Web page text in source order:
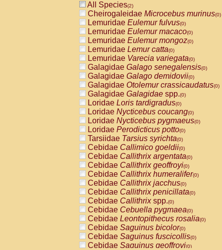
All Species(2)
Cheirogaleidae Microcebus murinus(0)
Lemuridae Eulemur fulvus(0)
Lemuridae Eulemur macaco(0)
Lemuridae Eulemur mongoz(0)
Lemuridae Lemur catta(0)
Lemuridae Varecia variegata(0)
Galagidae Galago senegalensis(0)
Galagidae Galago demidovii(0)
Galagidae Otolemur crassicaudatus(0)
Galagidae Galagidae spp.(0)
Loridae Loris tardigradus(0)
Loridae Nycticebus coucang(0)
Loridae Nycticebus pygmaeus(0)
Loridae Perodicticus potto(0)
Tarsiidae Tarsius syrichta(0)
Cebidae Callimico goeldii(0)
Cebidae Callithrix argentata(0)
Cebidae Callithrix geoffroyi(0)
Cebidae Callithrix humeralifer(0)
Cebidae Callithrix jacchus(0)
Cebidae Callithrix penicillata(0)
Cebidae Callithrixspp.(0)
Cebidae Cebuella pygmaea(0)
Cebidae Leontopithecus rosalia(0)
Cebidae Saguinus bicolor(0)
Cebidae Saguinus fuscicollis(0)
Cebidae Saguinus geoffroyi(0)